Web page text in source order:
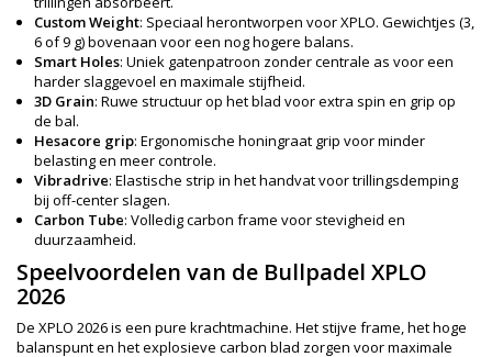
Custom Weight: Speciaal herontworpen voor XPLO. Gewichtjes (3,
6 of 9 g) bovenaan voor een nog hogere balans.
Smart Holes: Uniek gatenpatroon zonder centrale as voor een
harder slaggevoel en maximale stijfheid.
3D Grain: Ruwe structuur op het blad voor extra spin en grip op
de bal.
Hesacore grip: Ergonomische honingraat grip voor minder
belasting en meer controle.
Vibradrive: Elastische strip in het handvat voor trillingsdemping
bij off-center slagen.
Carbon Tube: Volledig carbon frame voor stevigheid en
duurzaamheid.
Speelvoordelen van de Bullpadel XPLO
2026
De XPLO 2026 is een pure krachtmachine. Het stijve frame, het hoge
balanspunt en het explosieve carbon blad zorgen voor maximale